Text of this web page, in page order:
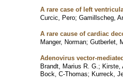
A rare case of left
Curcic, Pero; Gamillscheg,
A rare cause of cardiac
Manger, Norman; Gutberlet,
Adenovirus vector-
Brandt, Marius R. G. ; Kirste,
Bock, C-Thomas; Kurreck,